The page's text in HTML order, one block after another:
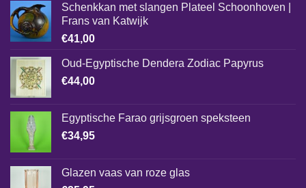
Schenkkan met slangen Plateel Schoonhoven |
Frans van Katwijk
€41,00
Oud-Egyptische Dendera Zodiac Papyrus
€44,00
Egyptische Farao grijsgroen speksteen
€34,95
Glazen vaas van roze glas